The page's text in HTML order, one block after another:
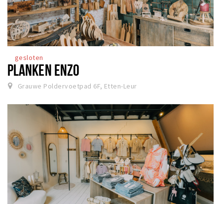
gesloten
PLANKEN ENZO
Grauwe Poldervoetpad 6F, Etten-Leur